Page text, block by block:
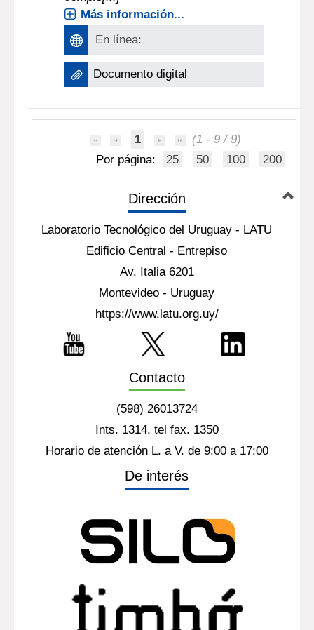
Más información...
En línea:
Documento digital
1
(1 - 9 / 9)
Por página:
25 50 100 200
Dirección
Laboratorio Tecnológico del Uruguay - LATU
Edificio Central - Entrepiso
Av. Italia 6201
Montevideo - Uruguay
https://www.latu.org.uy/
Contacto
(598) 26013724
Ints. 1314, tel fax. 1350
Horario de atención L. a V. de 9:00 a 17:00
De interés